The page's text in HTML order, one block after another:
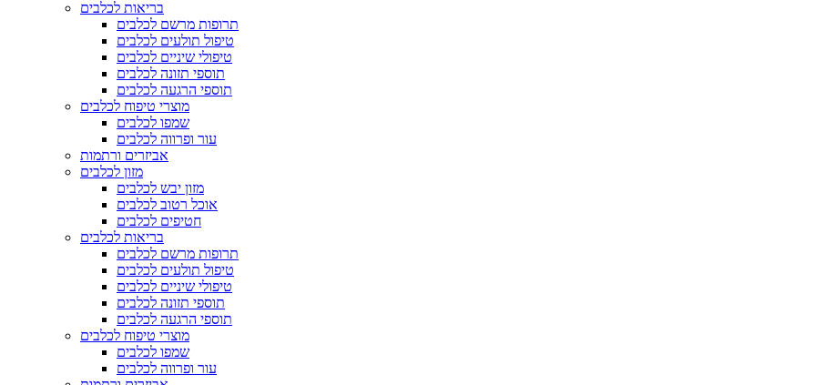
בריאות לכלבים
תרופות מרשם לכלבים
טיפול תולעים לכלבים
טיפולי שיניים לכלבים
תוספי תזונה לכלבים
תוספי הרגעה לכלבים
מוצרי טיפוח לכלבים
שמפו לכלבים
עור ופרווה לכלבים
אביזרים ורתמות
מזון לכלבים
מזון יבש לכלבים
אוכל רטוב לכלבים
חטיפים לכלבים
בריאות לכלבים
תרופות מרשם לכלבים
טיפול תולעים לכלבים
טיפולי שיניים לכלבים
תוספי תזונה לכלבים
תוספי הרגעה לכלבים
מוצרי טיפוח לכלבים
שמפו לכלבים
עור ופרווה לכלבים